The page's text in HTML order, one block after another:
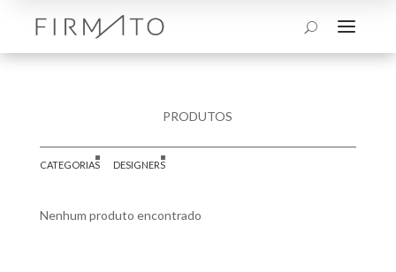
U a
PRODUTOS
CATEGORIAS DESIGNERS
Nenhum produto encontrado